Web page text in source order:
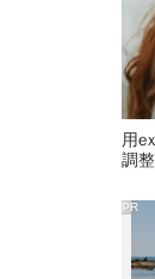
用
調
PR